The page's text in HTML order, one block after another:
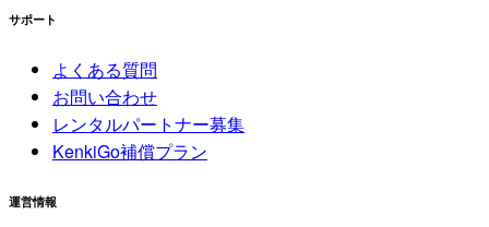
サポート
よくある質問
お問い合わせ
レンタルパートナー募集
KenkiGo補償プラン
運営情報